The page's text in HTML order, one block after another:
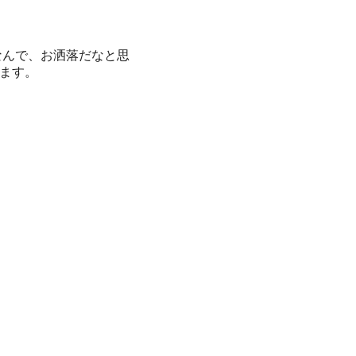
で、お洒落だなと思
す。